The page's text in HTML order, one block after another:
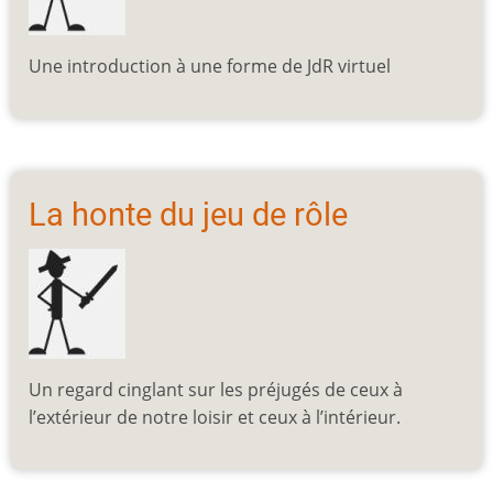
Une introduction à une forme de JdR virtuel
La honte du jeu de rôle
Un regard cinglant sur les préjugés de ceux à
l’extérieur de notre loisir et ceux à l’intérieur.